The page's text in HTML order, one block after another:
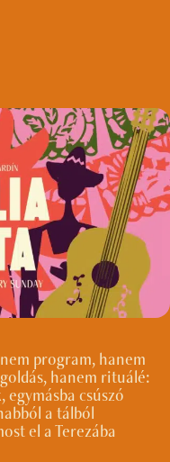
program, hanem
hanem rituálé:
egymásba csúszó
a tálból
el a Terezába